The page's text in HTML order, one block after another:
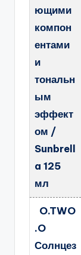
ющими
компон
ентами
и
тональн
ым
эффект
ом /
Sunbrell
a 125
мл
O.TWO
.O
Солнцез